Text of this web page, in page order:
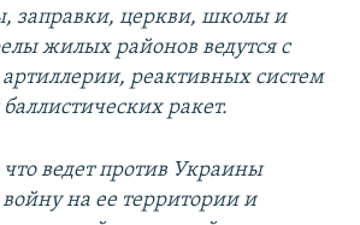
заправки, церкви, школы и
жилых районов ведутся с
реактивных систем
ракет.
что ведет против Украины
на ее территории и